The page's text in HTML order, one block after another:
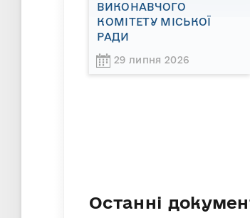
ВИКОНАВЧОГО
КОМІТЕТУ МІСЬКОЇ
РАДИ
29 липня 2026
Останні